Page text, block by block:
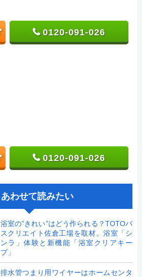
0120-091-026
0120-091-026
あわせて読みたい
浴室の”きれい”はどう作られる？TOTOバ
スクリエイト佐倉工場を取材。浴室「シ
ンラ」体験と新機能「浴室クリアキー
プ」
排水管つまり用ワイヤーはホームセンタ